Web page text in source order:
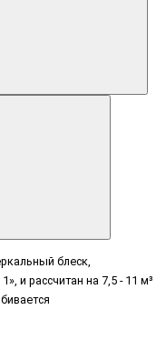
блеск,
и рассчитан на 7,5 - 11 м³